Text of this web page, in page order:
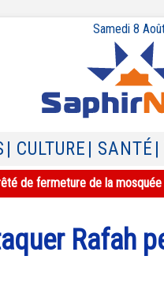
Samedi 8
| CULTURE | SANTÉ
de fermeture de la mosquée
Rafah